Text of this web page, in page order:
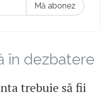
Mă abonez
în dezbatere
trebuie să fii